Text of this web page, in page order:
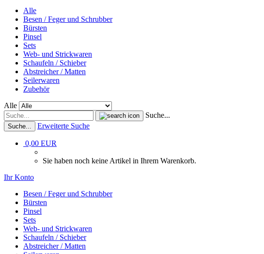
Alle
Besen / Feger und Schrubber
Bürsten
Pinsel
Sets
Web- und Strickwaren
Schaufeln / Schieber
Abstreicher / Matten
Seilerwaren
Zubehör
Alle
Suche...
Suche... Erweiterte Suche
0,00 EUR
Sie haben noch keine Artikel in Ihrem Warenkorb.
Ihr Konto
Besen / Feger und Schrubber
Bürsten
Pinsel
Sets
Web- und Strickwaren
Schaufeln / Schieber
Abstreicher / Matten